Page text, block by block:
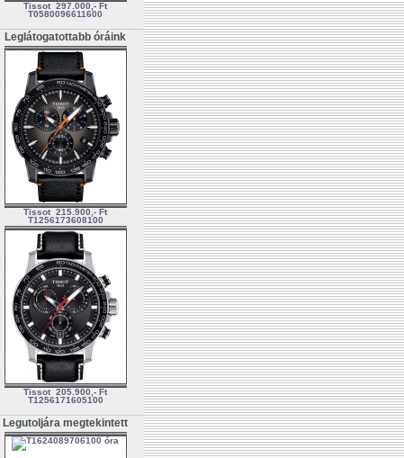
Tissot 297.000,- Ft
T0580096611600
Leglátogatottabb óráink
Tissot 215.900,- Ft
T1256173608100
Tissot 205.900,- Ft
T1256171605100
Legutoljára megtekintett